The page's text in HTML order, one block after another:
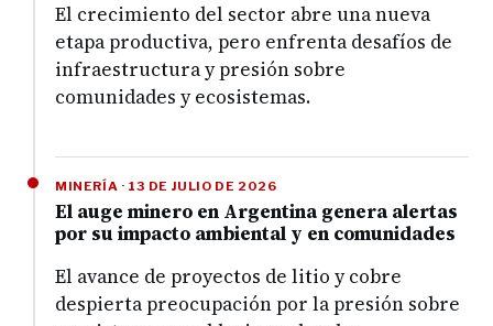
El crecimiento del sector abre una nueva
etapa productiva, pero enfrenta desafíos de
infraestructura y presión sobre
comunidades y ecosistemas.
MINERÍA · 13 DE JULIO DE 2026
El auge minero en Argentina genera alertas
por su impacto ambiental y en comunidades
El avance de proyectos de litio y cobre
despierta preocupación por la presión sobre